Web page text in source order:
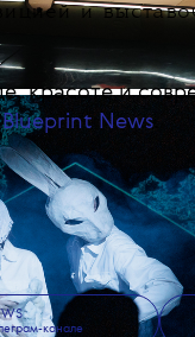
и
красоте и
News .
канале